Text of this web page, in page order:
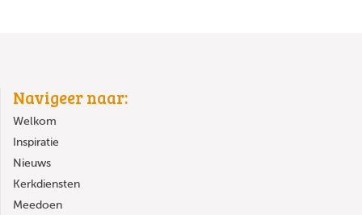
Navigeer naar:
Welkom
Inspiratie
Nieuws
Kerkdiensten
Meedoen